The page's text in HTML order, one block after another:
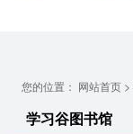
您的位置： 网站首页>
学习谷图书馆